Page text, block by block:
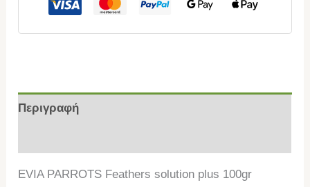
Περιγραφή
EVIA PARROTS Feathers solution plus 100gr